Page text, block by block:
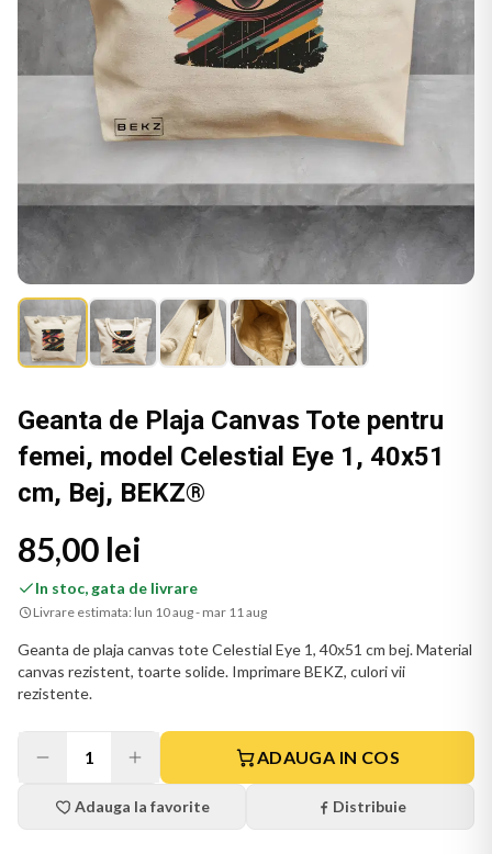
Geanta de Plaja Canvas Tote pentru
femei, model Celestial Eye 1, 40x51
cm, Bej, BEKZ®
85,00 lei
In stoc, gata de livrare
Livrare estimata: lun 10 aug - mar 11 aug
Geanta de plaja canvas tote Celestial Eye 1, 40x51 cm bej. Material
canvas rezistent, toarte solide. Imprimare BEKZ, culori vii
rezistente.
1 ADAUGA IN COS
Adauga la favorite Distribuie